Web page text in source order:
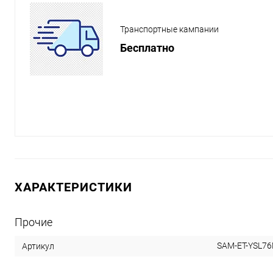
Транспортные кампании
Бесплатно
ХАРАКТЕРИСТИКИ
Прочие
Артикул SAM-ET-